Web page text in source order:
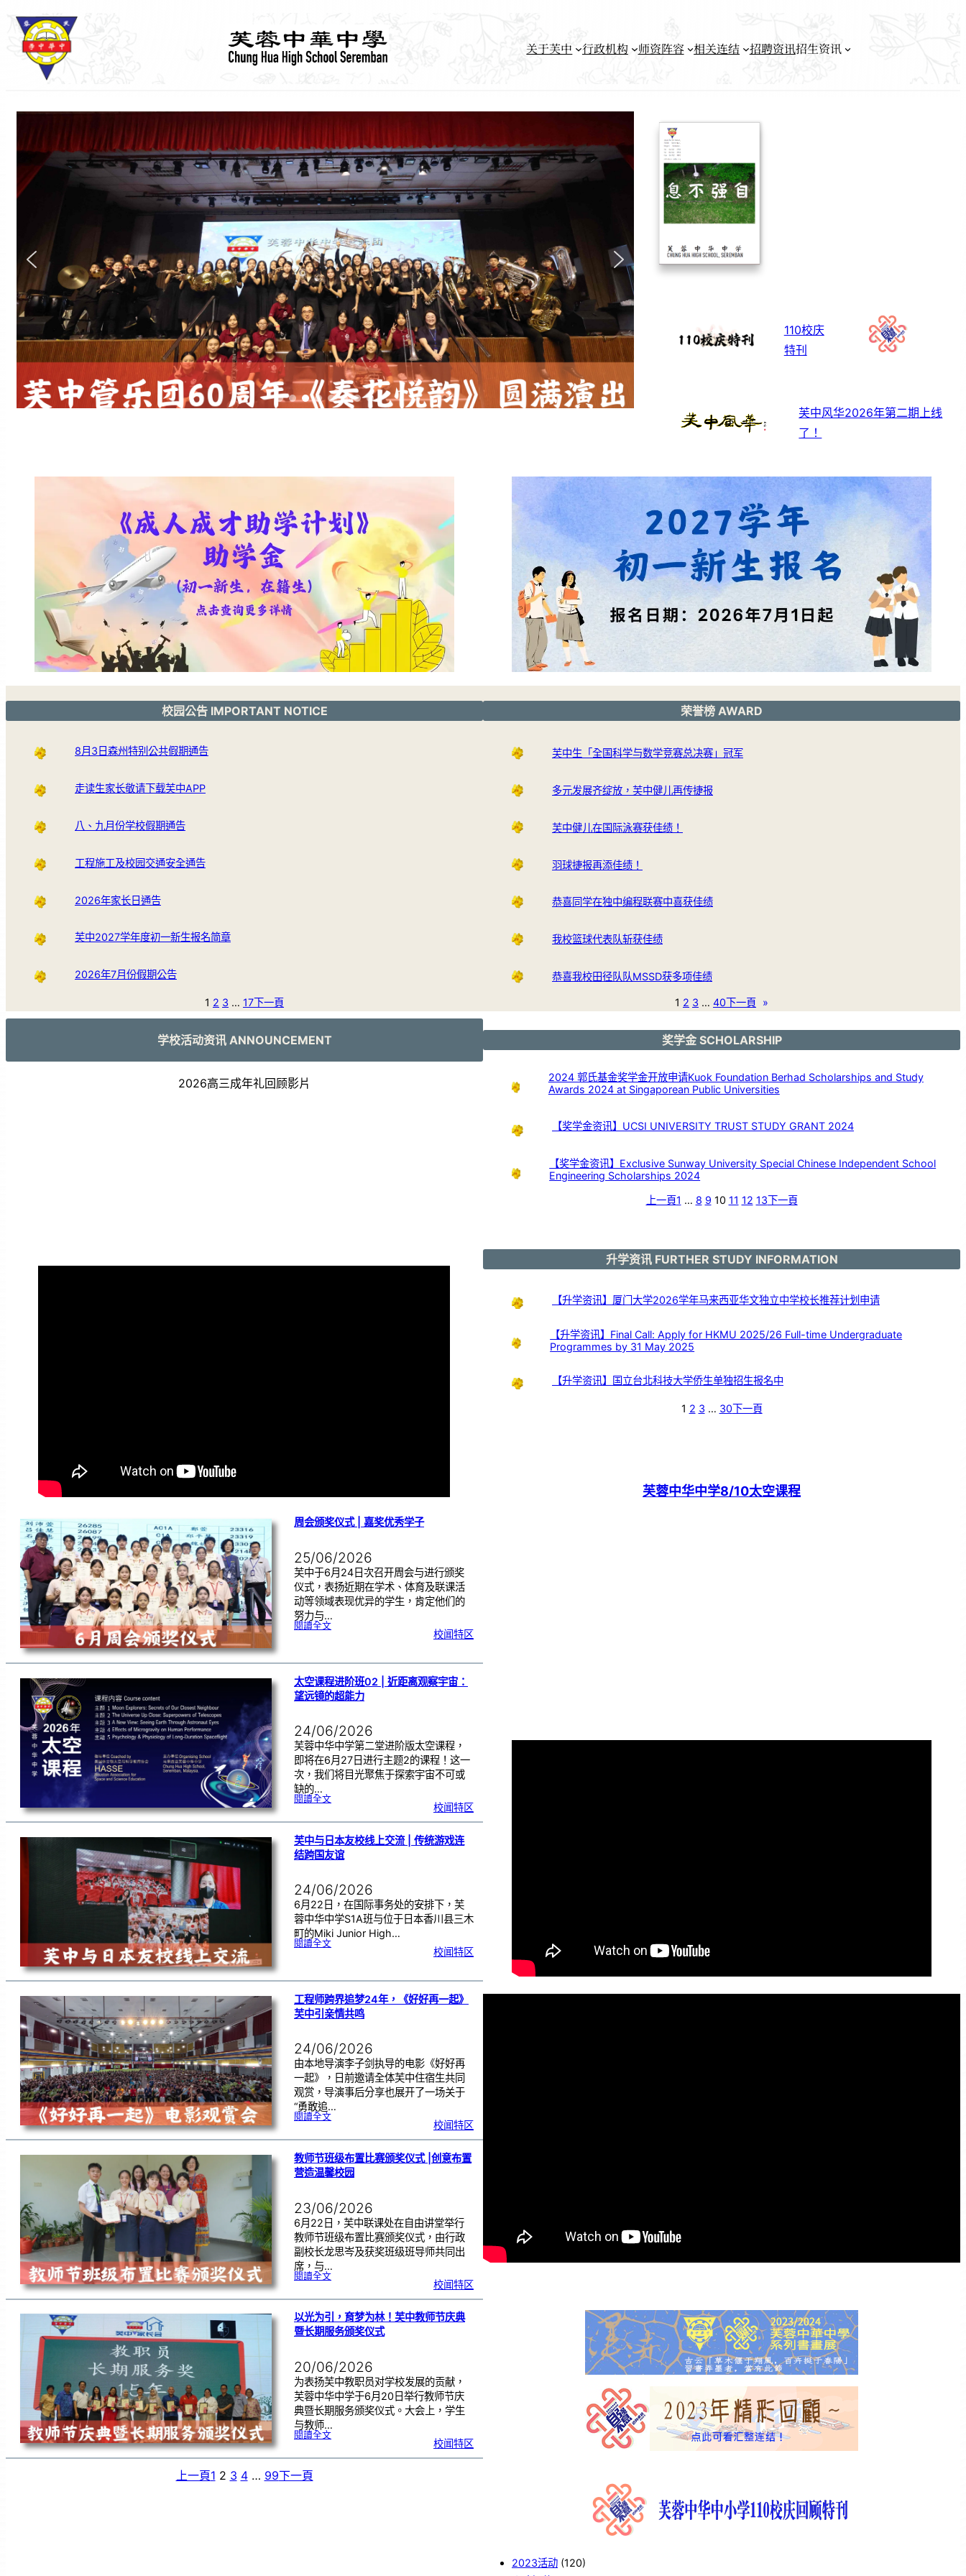
关于芙中 行政机构 师资阵容 相关连结 招聘资讯招生资讯
110校庆
特刊
芙中风华2026年第二期上线
了！
校园公告 IMPORTANT NOTICE
8月3日森州特别公共假期通告
走读生家长敬请下载芙中APP
八、九月份学校假期通告
工程施工及校园交通安全通告
2026年家长日通告
芙中2027学年度初一新生报名简章
2026年7月份假期公告
1 2 3 … 17下一頁
荣誉榜 AWARD
芙中生「全国科学与数学竞赛总决赛」冠军
多元发展齐绽放，芙中健儿再传捷报
芙中健儿在国际泳赛获佳绩！
羽球捷报再添佳绩！
恭喜同学在独中编程联赛中喜获佳绩
我校篮球代表队斩获佳绩
恭喜我校田径队队MSSD获多项佳绩
1 2 3 … 40下一頁 »
学校活动资讯 ANNOUNCEMENT
2026高三成年礼回顾影片
周会颁奖仪式 | 嘉奖优秀学子
25/06/2026
芙中于6月24日次召开周会与进行颁奖
仪式，表扬近期在学术、体育及联课活
动等领域表现优异的学生，肯定他们的
努力与…
閱讀全文:周
嘉
优
秀
学
子
校闻特区
太空课程进阶班02 | 近距离观察宇宙：
望远镜的超能力
24/06/2026
芙蓉中华中学第二堂进阶版太空课程，
即将在6月27日进行主题2的课程！这一
次，我们将目光聚焦于探索宇宙不可或
缺的…
閱讀全文:太
进
班
0
2
|近
距
离
宙
：
望
远
镜
的
超
能
力
校闻特区
芙中与日本友校线上交流 | 传统游戏连
结跨国友谊
24/06/2026
6月22日，在国际事务处的安排下，芙
蓉中华中学S1A班与位于日本香川县三木
町的Miki Junior High…
閱讀全文:芙
校
线
交
流
|传
统
游
国
友
谊
校闻特区
工程师跨界追梦24年，《好好再一起》
芙中引亲情共鸣
24/06/2026
由本地导演李子剑执导的电影《好好再
一起》，日前邀请全体芙中住宿生共同
观赏，导演事后分享也展开了一场关于
“勇敢追…
閱讀全文:工
界
梦
2
4
年
，
《
好
起
》
芙
中
引
亲
情
共
鸣
校闻特区
教师节班级布置比赛颁奖仪式 |创意布置
营造温馨校园
23/06/2026
6月22日，芙中联课处在自由讲堂举行
教师节班级布置比赛颁奖仪式，由行政
副校长龙思岑及获奖班级班导师共同出
席，与…
閱讀全文:教
级
置比
赛
颁
奖
仪
式
布
置
营
造
温
馨
校
园
校闻特区
以光为引，育梦为林！芙中教师节庆典
暨长期服务颁奖仪式
20/06/2026
为表扬芙中教职员对学校发展的贡献，
芙蓉中华中学于6月20日举行教师节庆
典暨长期服务颁奖仪式。大会上，学生
与教师…
閱讀全文:以
，
校闻特区
上一頁1 2 3 4 … 99下一頁
奖学金 SCHOLARSHIP
2024 郭氏基金奖学金开放申请Kuok Foundation Berhad Scholarships and Study
Awards 2024 at Singaporean Public Universities
【奖学金资讯】UCSI UNIVERSITY TRUST STUDY GRANT 2024
【奖学金资讯】Exclusive Sunway University Special Chinese Independent School
Engineering Scholarships 2024
上一頁1 … 8 9 10 11 12 13下一頁
升学资讯 FURTHER STUDY INFORMATION
【升学资讯】厦门大学2026学年马来西亚华文独立中学校长推荐计划申请
【升学资讯】Final Call: Apply for HKMU 2025/26 Full-time Undergraduate
Programmes by 31 May 2025
【升学资讯】国立台北科技大学侨生单独招生报名中
1 2 3 … 30下一頁
芙蓉中华中学8/10太空课程
2023活动 (120)